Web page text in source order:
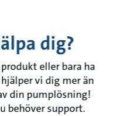
dig?
eller bara ha
vi dig mer än
din pumplösning!
behöver support.